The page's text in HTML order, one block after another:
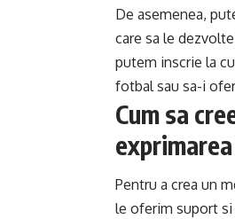
De asemenea,
care sa le
putem inscrie la
fotbal sau sa-i
Cum sa
Pentru a crea un
le oferim suport si